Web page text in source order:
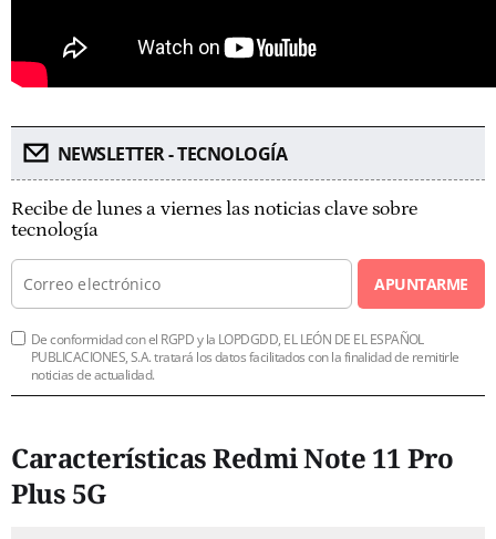
NEWSLETTER - TECNOLOGÍA
Recibe de lunes a viernes las noticias clave sobre
tecnología
APUNTARME
De conformidad con el RGPD y la LOPDGDD, EL LEÓN DE EL ESPAÑOL
PUBLICACIONES, S.A. tratará los datos facilitados con la finalidad de remitirle
noticias de actualidad.
Características Redmi Note 11 Pro
Plus 5G